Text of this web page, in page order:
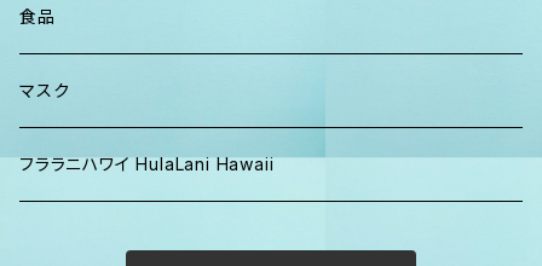
食品
マスク
フララニハワイ HulaLani Hawaii